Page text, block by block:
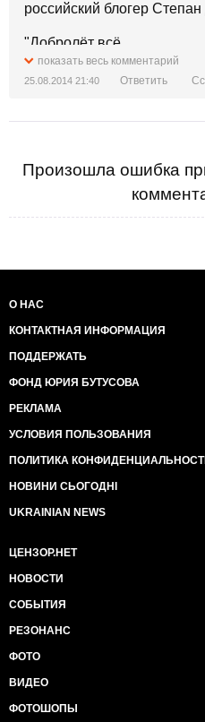
российский блогер
"Добролёт всё.
Тургиганты Нева, Роза
Экспо тур всё.
Гиганты: Европейский
финансирование
Госбанкам закрыли рынок
2013 года.
Фарнборо
Военный экспорт и
CAN, FRA
Япония прекратила
не продлевает визы? Они
ConocoPhilips
Россия почему-то воюет с
скинули имбицила-вора.
подьема произоводства
Конфискованы пенсионные
Вводят налог с продаж,
2004
показать весь комментарий
25.08.2014 21:40 Ответить
Произошла ошибка
О НАС
КОНТАКТНАЯ ИНФОРМАЦИЯ
ПОДДЕРЖАТЬ
ФОНД ЮРИЯ БУТУСОВА
РЕКЛАМА
УСЛОВИЯ ПОЛЬЗОВАНИЯ
ПОЛИТИКА
НОВИНИ СЬОГОДНІ
UKRAINIAN NEWS
ЦЕНЗОР.НЕТ
НОВОСТИ
СОБЫТИЯ
РЕЗОНАНС
ФОТО
ВИДЕО
ФОТОШОПЫ